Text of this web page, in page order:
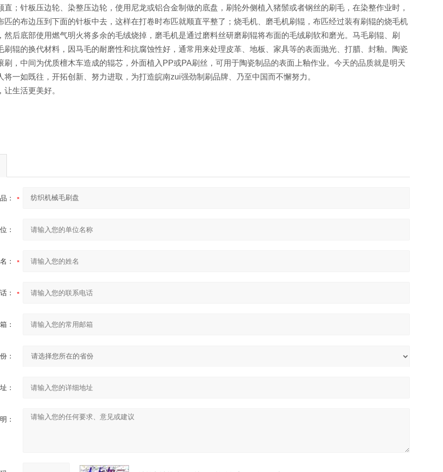
直；针板压边轮、染整压边轮，使用尼龙或铝合金制做的底盘，刷轮外侧植入猪鬃或者钢丝的刷毛，在染整作业时，
匹的布边压到下面的针板中去，这样在打卷时布匹就顺直平整了；烧毛机、磨毛机刷辊，布匹经过装有刷辊的烧毛机
然后底部使用燃气明火将多余的毛绒烧掉，磨毛机是通过磨料丝研磨刷辊将布面的毛绒刷软和磨光。马毛刷辊、刷
刷辊的换代材料，因马毛的耐磨性和抗腐蚀性好，通常用来处理皮革、地板、家具等的表面抛光、打腊、封釉。陶瓷
刷，中间为优质檀木车造成的辊芯，外面植入PP或PA刷丝，可用于陶瓷制品的表面上釉作业。今天的品质就是明天
将一如既往，开拓创新、努力进取，为打造皖南zui强劲制刷品牌、乃至中国而不懈努力。
让生活更美好。
：
：
：
：
：
：
：
：